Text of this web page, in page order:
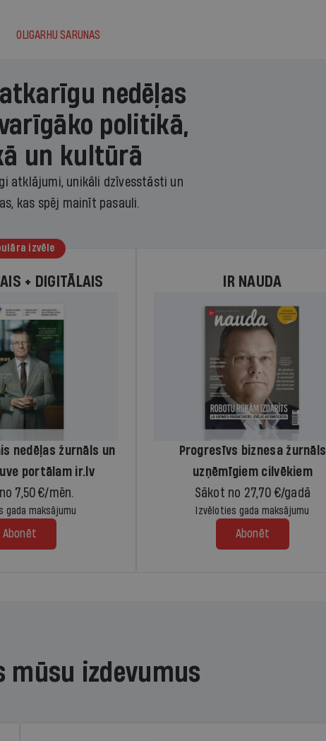
OLIGARHU SARUNAS
nedēļas
politikā,
un kultūrā
atklājumi, unikāli dzīvesstāsti un
kas spēj mainīt pasauli.
izvēle
+ DIGITĀLAIS
nedēļas žurnāls un
portālam ir.lv
7,50 €/mēn.
gada maksājumu
Abonēt
IR NAUDA
Progresīvs biznesa žurnāls
uzņēmīgiem cilvēkiem
Sākot no 27,70 €/gadā
Izvēloties gada maksājumu
Abonēt
mūsu izdevumus